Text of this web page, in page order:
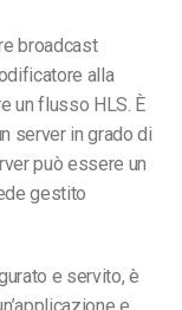
broadcast
alla
un flusso HLS. È
server in grado di
può essere un
gestito
e servito, è